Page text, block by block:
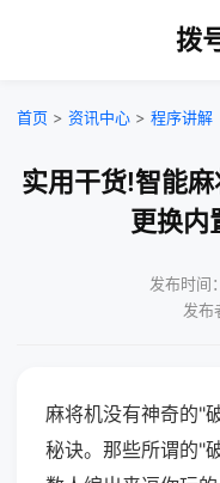
拨
首页 > 资讯中心 > 程序讲解
实用干货!智能
更换内
发布时间
发布
麻将机没有神奇的"
秘诀。那些所谓的"